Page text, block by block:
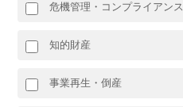
危機管理・コンプライアンス
知的財産
事業再生・倒産